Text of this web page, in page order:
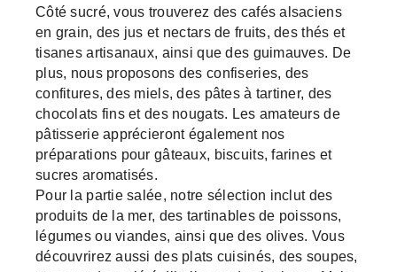
Côté sucré, vous trouverez des cafés alsaciens
en grain, des jus et nectars de fruits, des thés et
tisanes artisanaux, ainsi que des guimauves. De
plus, nous proposons des confiseries, des
confitures, des miels, des pâtes à tartiner, des
chocolats fins et des nougats. Les amateurs de
pâtisserie apprécieront également nos
préparations pour gâteaux, biscuits, farines et
sucres aromatisés.
Pour la partie salée, notre sélection inclut des
produits de la mer, des tartinables de poissons,
légumes ou viandes, ainsi que des olives. Vous
découvrirez aussi des plats cuisinés, des soupes,